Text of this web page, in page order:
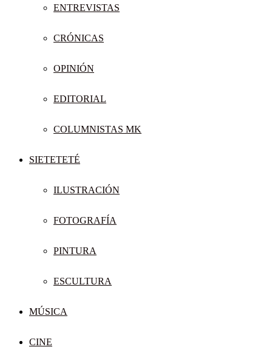
ENTREVISTAS
CRÓNICAS
OPINIÓN
EDITORIAL
COLUMNISTAS MK
SIETETETÉ
ILUSTRACIÓN
FOTOGRAFÍA
PINTURA
ESCULTURA
MÚSICA
CINE